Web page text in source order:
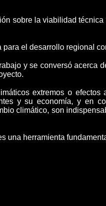
sobre la viabilidad
el desarrollo regional
y se conversó acerca
extremos o efectos
y su economía, y en
climático, son
una herramienta